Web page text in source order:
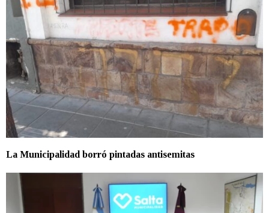
La Municipalidad borró pintadas antisemitas